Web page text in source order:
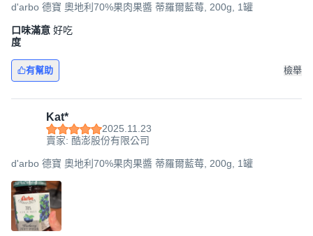
d'arbo 德寶 奧地利70%果肉果醬 蒂羅爾藍莓, 200g, 1罐
口味滿意
度
好吃
有幫助 檢舉
Kat*
2025.11.23
賣家: 酷澎股份有限公司
d'arbo 德寶 奧地利70%果肉果醬 蒂羅爾藍莓, 200g, 1罐